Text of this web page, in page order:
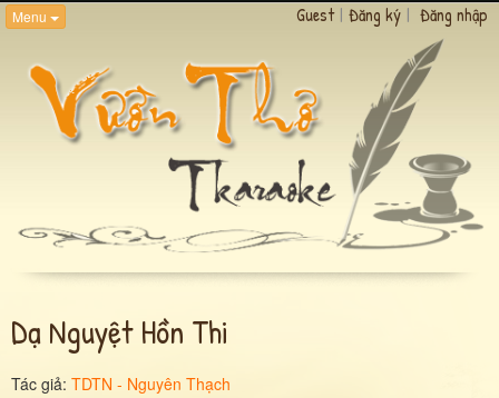
Menu Guest | Đăng ký | Đăng nhập
Dạ Nguyệt Hồn Thi
Tác giả: TDTN - Nguyên Thạch